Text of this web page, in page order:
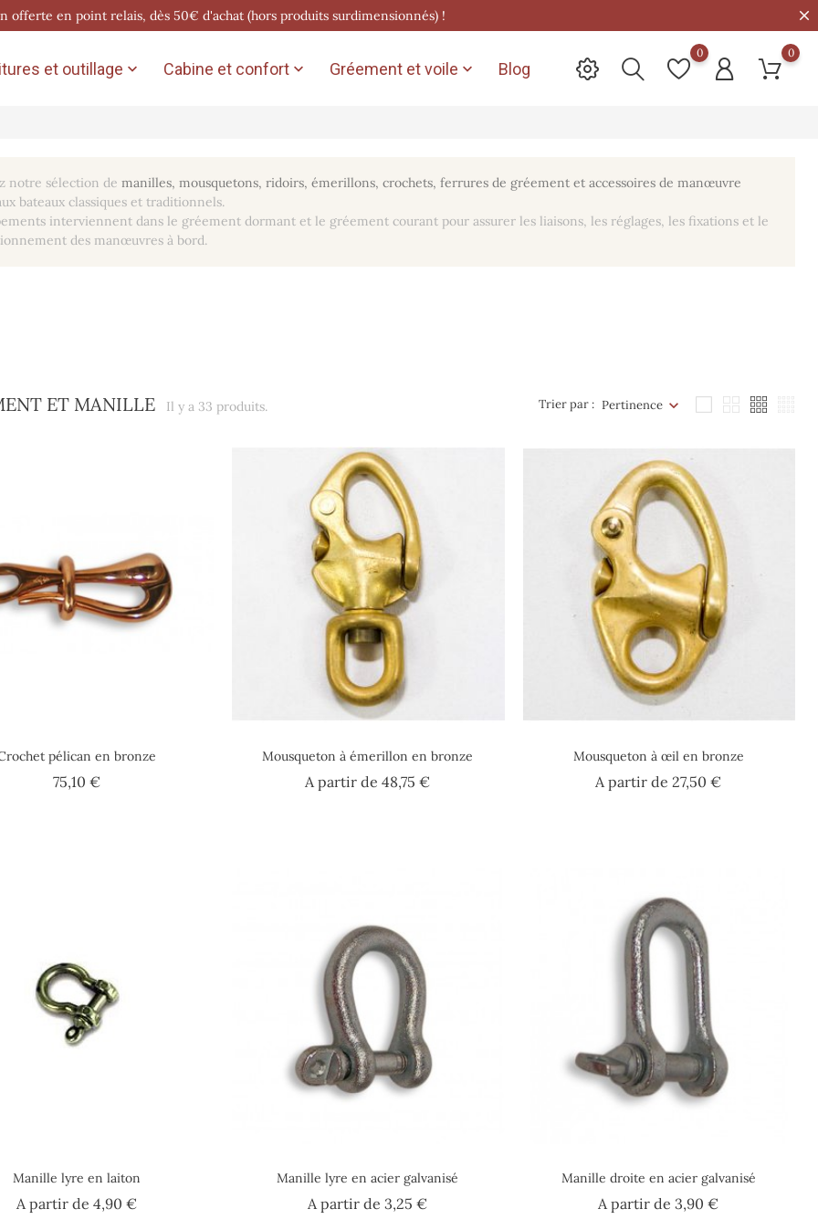
offerte en point relais, dès 50€ d'achat (hors produits surdimensionnés) !
et outillage  Cabine et confort  Gréement et voile  Blog
0 0
notre sélection de manilles, mousquetons, ridoirs, émerillons, crochets, ferrures de gréement et accessoires de manœuvre
bateaux classiques et traditionnels.
interviennent dans le gréement dormant et le gréement courant pour assurer les liaisons, les réglages, les fixations et le
des manœuvres à bord.
ET MANILLE Il y a 33 produits. Trier par : Pertinence
pélican en bronze
75,10 €Prix
Mousqueton à émerillon en bronze
A partir de48,75 €Prix
Mousqueton à œil en bronze
A partir de 27,50 €Prix
Manille lyre en laiton
A partir de4,90 €Prix
Manille lyre en acier galvanisé
A partir de3,25 €Prix
Manille droite en acier galvanisé
A partir de3,90 €Prix